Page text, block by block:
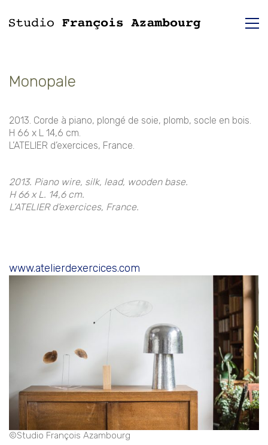
Monopale
2013. Corde à piano, plongé de soie, plomb, socle en bois.
H 66 x L 14,6 cm.
L’ATELIER d’exercices, France.
2013. Piano wire, silk, lead, wooden base.
H 66 x L. 14,6 cm.
L’ATELIER d’exercices, France.
www.atelierdexercices.com
©Studio François Azambourg